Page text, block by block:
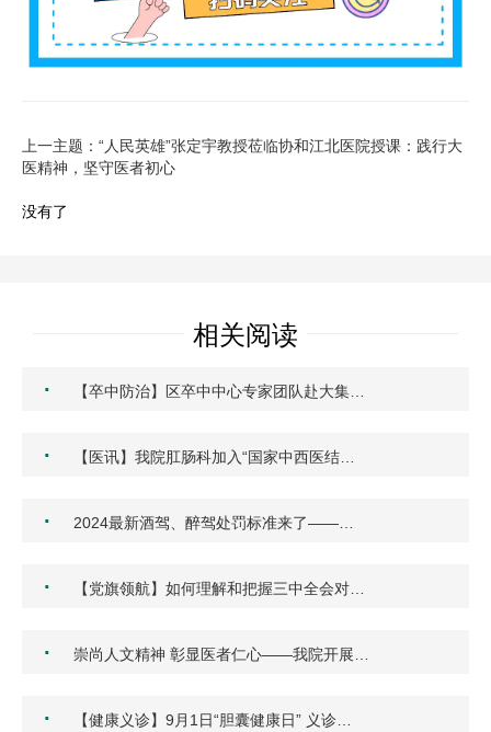
上一主题：“人民英雄”张定宇教授莅临协和江北医院授课：践行大
医精神，坚守医者初心
没有了
相关阅读
· 【卒中防治】区卒中中心专家团队赴大集…
· 【医讯】我院肛肠科加入“国家中西医结…
· 2024最新酒驾、醉驾处罚标准来了——…
· 【党旗领航】如何理解和把握三中全会对…
· 崇尚人文精神 彰显医者仁心——我院开展…
· 【健康义诊】9月1日“胆囊健康日” 义诊…